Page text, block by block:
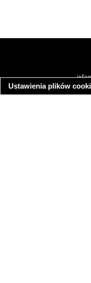
Ustawienia plikówinformacja o